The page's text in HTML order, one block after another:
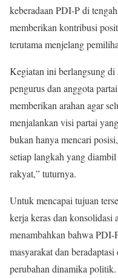
keberadaan PDI-P di
memberikan kontribusi
terutama menjelang
Kegiatan ini berlangsung di
pengurus dan anggota
memberikan arahan agar
menjalankan visi partai
bukan hanya mencari
setiap langkah yang
rakyat,” tuturnya.
Untuk mencapai tujuan
kerja keras dan konsolidasi
menambahkan bahwa PDI-
masyarakat dan
perubahan dinamika politik.